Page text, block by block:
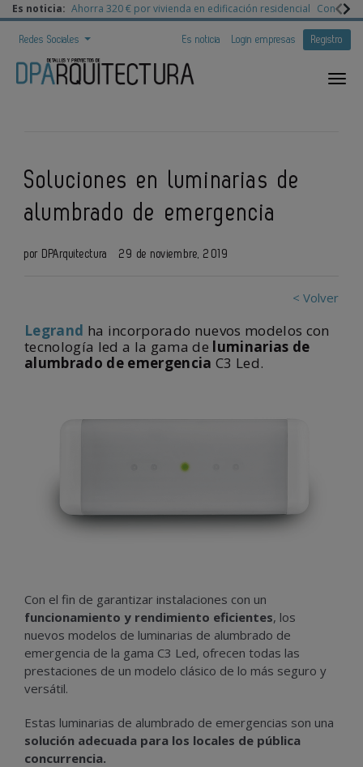
Es noticia: Ahorra 320 € por vivienda en edificación residencial
Redes Sociales Es noticia Login empresas Registro
Soluciones en luminarias de
alumbrado de emergencia
por DPArquitectura 29 de noviembre, 2019
< Volver
Legrand ha incorporado nuevos modelos con
tecnología led a la gama de luminarias de
alumbrado de emergencia C3 Led.
Con el fin de garantizar instalaciones con un
funcionamiento y rendimiento eficientes, los
nuevos modelos de luminarias de alumbrado de
emergencia de la gama C3 Led, ofrecen todas las
prestaciones de un modelo clásico de lo más seguro y
versátil.
Estas luminarias de alumbrado de emergencias son una
solución adecuada para los locales de pública
concurrencia.